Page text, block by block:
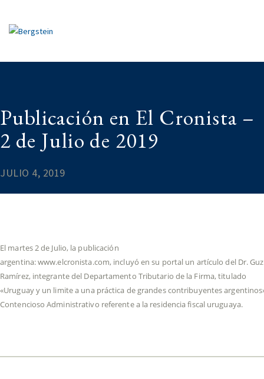
Publicación en El Cronista –
2 de Julio de 2019
JULIO 4, 2019
El martes 2 de Julio, la publicación
argentina: www.elcronista.com, incluyó en su portal un artículo del Dr.
Ramírez, integrante del Departamento Tributario de la Firma, titulado
«Uruguay y un limite a una práctica de grandes contribuyentes
Contencioso Administrativo referente a la residencia fiscal uruguaya.